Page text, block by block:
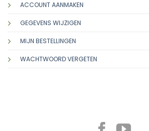
ACCOUNT AANMAKEN
GEGEVENS WIJZIGEN
MIJN BESTELLINGEN
WACHTWOORD VERGETEN